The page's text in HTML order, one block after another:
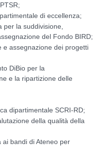
di eccellenza;
per la suddivisione,
del Fondo BIRD;
e assegnazione dei progetti
DiBio per la
e la ripartizione delle
dipartimentale SCRI-RD;
della qualità della
bandi di Ateneo per